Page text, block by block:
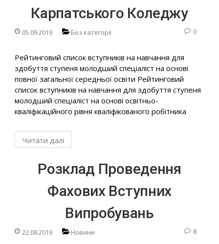
Карпатського Коледжу
05.09.2019 Без категорії 0
Рейтинговий список вступників на навчання для
здобуття ступеня молодший спеціаліст на основі
повної загальної середньої освіти Рейтинговий
список вступників на навчання для здобуття ступеня
молодший спеціаліст на основі освітньо-
кваліфікаційного рівня кваліфікованого робітника
Читати далі
Розклад Проведення
Фахових Вступних
Випробувань
22.08.2019 Новини 8